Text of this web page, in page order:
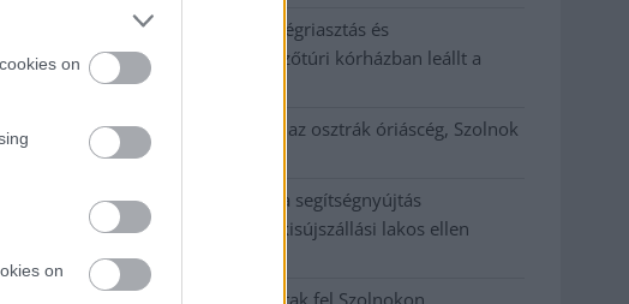
on
on
Meghosszabbított hőségriasztás és
vízkorlátozások, a mezőtúri kórházban leállt a
klíma
Átszervezi működését az osztrák óriáscég, Szolnok
is érintett
Tragédiába torkollott a segítségnyújtás
elmulasztása, három kisújszállási lakos ellen
emeltek vádat
Hatalmas lángok csaptak fel Szolnokon